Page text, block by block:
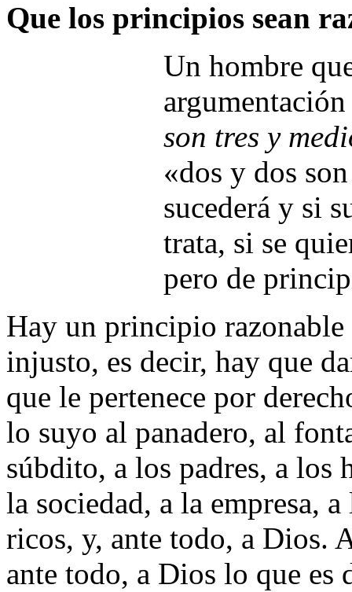
Que los principios sean
Un hombre
son tres y
«dos y dos
sucederá y si
trata, si se
pero de
Hay un principio
injusto, es decir, hay que
que le pertenece por
lo suyo al panadero, al
súbdito, a los padres, a los
la sociedad, a la empresa,
ricos, y, ante todo, a Dios.
ante todo, a Dios lo que es